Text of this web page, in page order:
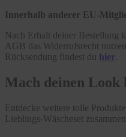
Innerhalb anderer EU-
Nach Erhalt deiner Bestellung
AGB das Widerrufsrecht
Rücksendung findest du hier
Mach deinen Look
Entdecke weitere tolle
Lieblings-Wäscheset zusammen.